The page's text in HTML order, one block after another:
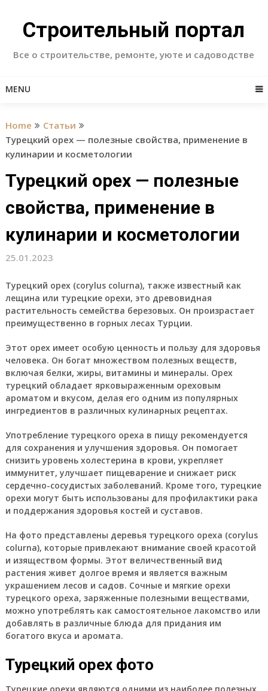
contentСтроительный портал
Все о строительстве, ремонте, уюте и садоводстве
MENU
Home
Статьи
Турецкий орех — полезные свойства, применение в
кулинарии и косметологии
Турецкий орех — полезные
свойства, применение в
кулинарии и косметологии
25.01.2023
Турецкий орех(corylus colurna), также известный как
лещина или турецкие орехи, это древовидная
растительность семейства березовых. Он произрастает
преимущественно в горных лесах Турции.
Этот орех имеет особую ценность и пользу для здоровья
человека. Он богат множеством полезных веществ,
включая белки, жиры, витамины и минералы. Орех
турецкий обладает ярковыраженным ореховым
ароматом и вкусом, делая его одним из популярных
ингредиентов в различных кулинарных рецептах.
Употребление турецкого ореха в пищу рекомендуется
для сохранения и улучшения здоровья. Он помогает
снизить уровень холестерина в крови, укрепляет
иммунитет, улучшает пищеварение и снижает риск
сердечно-сосудистых заболеваний. Кроме того, турецкие
орехи могут быть использованы для профилактики рака
и поддержания здоровья костей и суставов.
На фото представлены деревья турецкого ореха (corylus
colurna), которые привлекают внимание своей красотой
и изяществом формы. Этот величественный вид
растения живет долгое время и является важным
украшением лесов и садов. Сочные и мягкие орехи
турецкого ореха, заряженные полезными веществами,
можно употреблять как самостоятельное лакомство или
добавлять в различные блюда для придания им
богатого вкуса и аромата.
Турецкий орех фото